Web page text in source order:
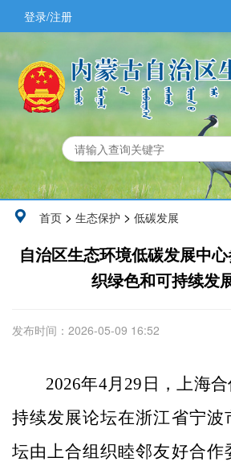
登录/注册
首页 > 生态保护 > 低碳发展
自治区生态环境低碳发展中
织绿色和可持续发
发布时间：2026-05-09 16:52
2026年4月29日，上海
持续发展论坛在浙江省宁波
坛由上合组织睦邻友好合作